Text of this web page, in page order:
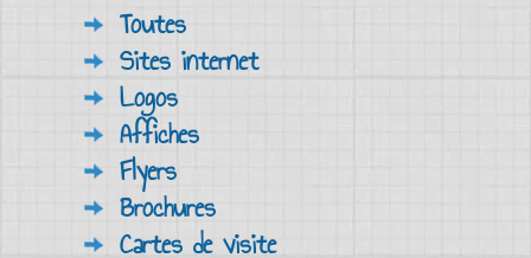
Toutes
Sites internet
Logos
Affiches
Flyers
Brochures
Cartes de visite